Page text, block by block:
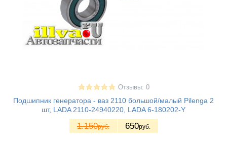
Отзывы: 0
Подшипник генератора - ваз 2110 большой/малый Pilenga 2
шт, LADA 2110-24940220, LADA 6-180202-Y
1.150руб. 650руб.